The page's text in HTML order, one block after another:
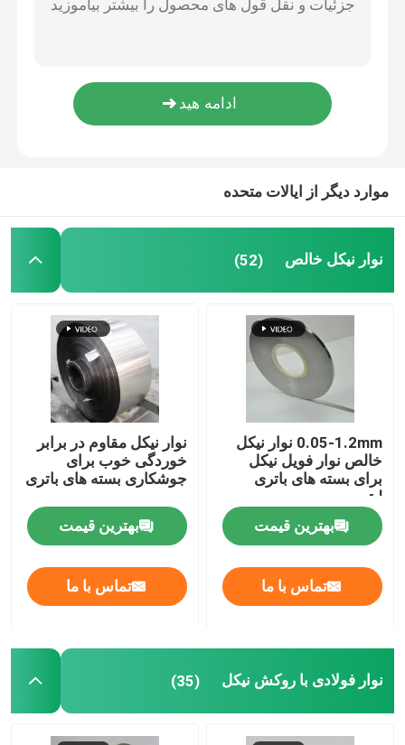
نوار مسی نیکل اندود
کانکتور باسبار باتری
میله اتوبوس مسی نیکل اندود
رول فویل قلع
فویل آنتیموان قلع سرب
نوار آلیاژی نیکل آهن Permalloy برای آب بندی با شیشه نرم و سرامیک
موارد دیگر از ایالات متحده
نوار نیکل خالص (52)
0.05-1.2mm نوار نیکل
خالص نوار فویل نیکل
برای بسته های باتری
لیتیومی
بهترین قیمت
تماس با ما
نوار نیکل مقاوم در برابر
خوردگی خوب برای
جوشکاری بسته های باتری
بهترین قیمت
تماس با ما
نوار فولادی با روکش نیکل (35)